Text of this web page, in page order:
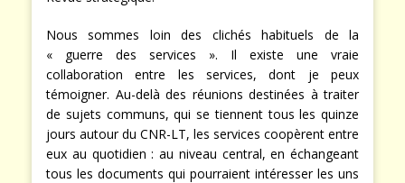
Nous sommes loin des clichés habituels de la
« guerre des services ». Il existe une vraie
collaboration entre les services, dont je peux
témoigner. Au-delà des réunions destinées à traiter
de sujets communs, qui se tiennent tous les quinze
jours autour du CNR-LT, les services coopèrent entre
eux au quotidien : au niveau central, en échangeant
tous les documents qui pourraient intéresser les uns